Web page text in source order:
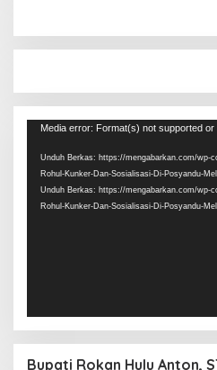
Pemutar
Media error: Format(s) not supported
Unduh Berkas: https://mengabarkan.com/wp-
Rohul-Kunker-Dan-Sosialisasi-Di-Posyandu-
Unduh Berkas: https://mengabarkan.com/wp-
Rohul-Kunker-Dan-Sosialisasi-Di-Posyandu-
Bupati Rokan Hulu Anton,